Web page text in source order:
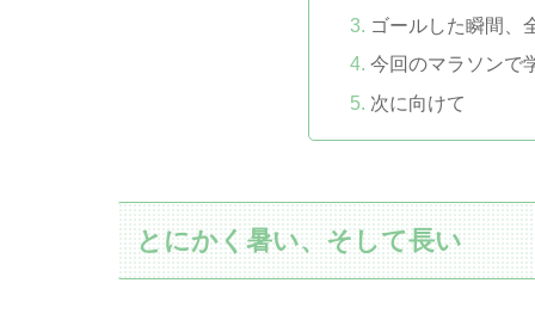
ゴールした瞬間、
今回のマラソンで
次に向けて
とにかく暑い、そして長い